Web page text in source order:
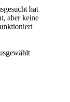
hat
aber keine